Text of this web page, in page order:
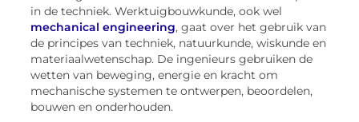
in de techniek. Werktuigbouwkunde, ook wel
mechanical engineering, gaat over het gebruik van
de principes van techniek, natuurkunde, wiskunde en
materiaalwetenschap. De ingenieurs gebruiken de
wetten van beweging, energie en kracht om
mechanische systemen te ontwerpen, beoordelen,
bouwen en onderhouden.